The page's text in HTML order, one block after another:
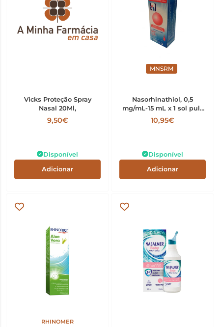
Vicks Proteção Spray
Nasal 20Ml,
9,50€
Disponível
Adicionar
MNSRM
Nasorhinathiol, 0,5
mg/mL-15 mL x 1 sol pulv
nasal
10,95€
Disponível
Adicionar
RHINOMER